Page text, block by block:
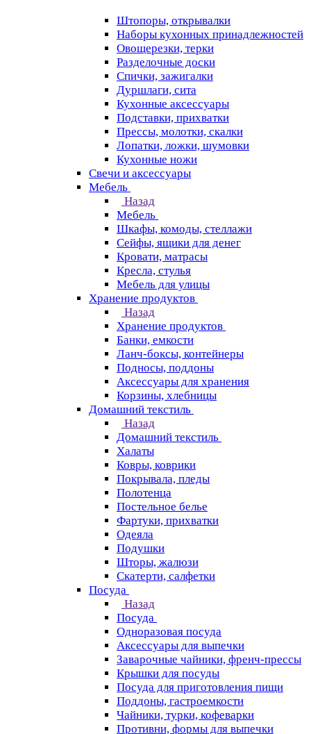
Штопоры, открывалки
Наборы кухонных принадлежностей
Овощерезки, терки
Разделочные доски
Спички, зажигалки
Дуршлаги, сита
Кухонные аксессуары
Подставки, прихватки
Прессы, молотки, скалки
Лопатки, ложки, шумовки
Кухонные ножи
Свечи и аксессуары
Мебель
Назад
Мебель
Шкафы, комоды, стеллажи
Сейфы, ящики для денег
Кровати, матрасы
Кресла, стулья
Мебель для улицы
Хранение продуктов
Назад
Хранение продуктов
Банки, емкости
Ланч-боксы, контейнеры
Подносы, поддоны
Аксессуары для хранения
Корзины, хлебницы
Домашний текстиль
Назад
Домашний текстиль
Халаты
Ковры, коврики
Покрывала, пледы
Полотенца
Постельное белье
Фартуки, прихватки
Одеяла
Подушки
Шторы, жалюзи
Скатерти, салфетки
Посуда
Назад
Посуда
Одноразовая посуда
Аксессуары для выпечки
Заварочные чайники, френч-прессы
Крышки для посуды
Посуда для приготовления пищи
Поддоны, гастроемкости
Чайники, турки, кофеварки
Противни, формы для выпечки